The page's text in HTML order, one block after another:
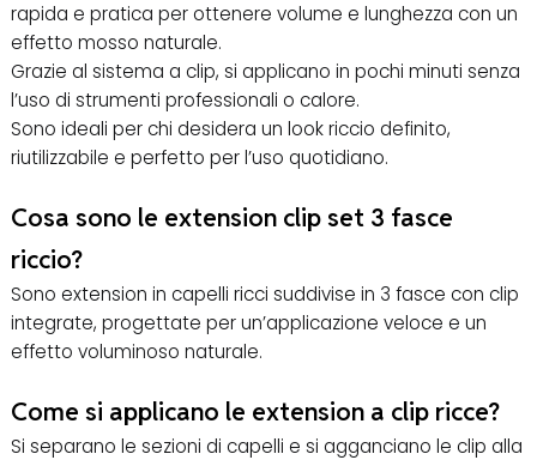
rapida e pratica per ottenere volume e lunghezza con un
effetto mosso naturale.
Grazie al sistema a clip, si applicano in pochi minuti senza
l’uso di strumenti professionali o calore.
Sono ideali per chi desidera un look riccio definito,
riutilizzabile e perfetto per l’uso quotidiano.
Cosa sono le extension clip set 3 fasce
riccio?
Sono extension in capelli ricci suddivise in 3 fasce con clip
integrate, progettate per un’applicazione veloce e un
effetto voluminoso naturale.
Come si applicano le extension a clip ricce?
Si separano le sezioni di capelli e si agganciano le clip alla